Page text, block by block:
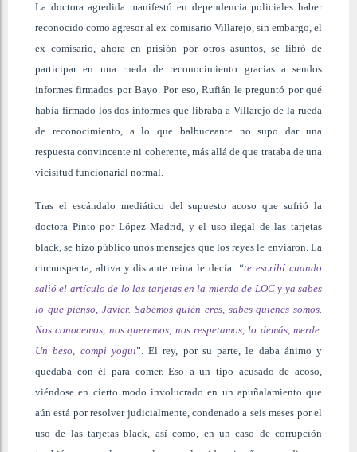
La doctora agredida manifestó en dependencia policiales haber
reconocido como agresor al ex comisario Villarejo, sin embargo, el
ex comisario, ahora en prisión por otros asuntos, se libró de
participar en una rueda de reconocimiento gracias a sendos
informes firmados por Bayo. Por eso, Rufián le preguntó por qué
había firmado los dos informes que libraba a Villarejo de la rueda
de reconocimiento, a lo que balbuceante no supo dar una
respuesta convincente ni coherente, más allá de que trataba de una
vicisitud funcionarial normal.
Tras el escándalo mediático del supuesto acoso que sufrió la
doctora Pinto por López Madrid, y el uso ilegal de las tarjetas
black, se hizo público unos mensajes que los reyes le enviaron. La
circunspecta, altiva y distante reina le decía: “te escribí cuando
salió el artículo de lo las tarjetas en la mierda de LOC y ya sabes
lo que pienso, Javier. Sabemos quién eres, sabes quienes somos.
Nos conocemos, nos queremos, nos respetamos, lo demás, merde.
Un beso, compi yogui”. El rey, por su parte, le daba ánimo y
quedaba con él para comer. Eso a un tipo acusado de acoso,
viéndose en cierto modo involucrado en un apuñalamiento que
aún está por resolver judicialmente, condenado a seis meses por el
uso de las tarjetas black, así como, en un caso de corrupción